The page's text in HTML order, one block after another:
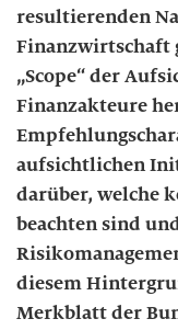
resultierenden
Finanzwirtschaft
„Scope“ der
Finanzakteure
aufsichtlichen
darüber, welche
beachten sind
diesem
Merkblatt der